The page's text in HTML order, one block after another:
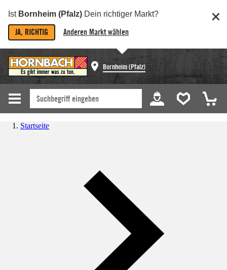
Ist Bornheim (Pfalz) Dein richtiger Markt?
JA, RICHTIG Anderen Markt wählen
Bornheim (Pfalz)
Startseite